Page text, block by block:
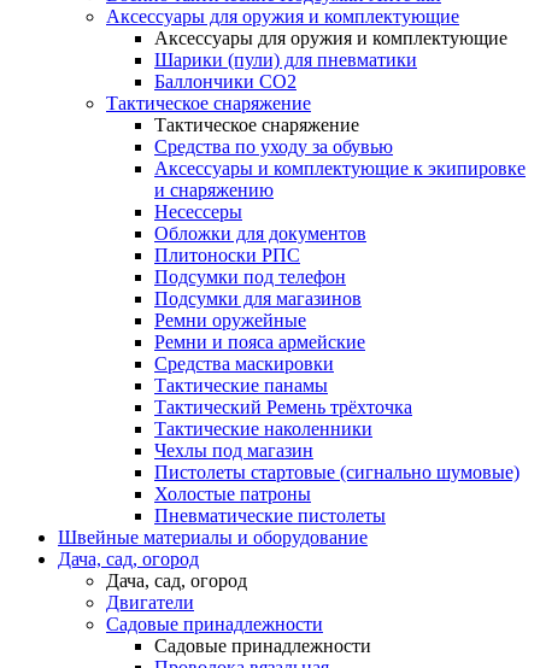
Аксессуары для оружия и комплектующие
Аксессуары для оружия и комплектующие
Шарики (пули) для пневматики
Баллончики CO2
Тактическое снаряжение
Тактическое снаряжение
Средства по уходу за обувью
Аксессуары и комплектующие к экипировке
и снаряжению
Несессеры
Обложки для документов
Плитоноски РПС
Подсумки под телефон
Подсумки для магазинов
Ремни оружейные
Ремни и пояса армейские
Средства маскировки
Тактические панамы
Тактический Ремень трёхточка
Тактические наколенники
Чехлы под магазин
Пистолеты стартовые (сигнально шумовые)
Холостые патроны
Пневматические пистолеты
Швейные материалы и оборудование
Дача, сад, огород
Дача, сад, огород
Двигатели
Садовые принадлежности
Садовые принадлежности